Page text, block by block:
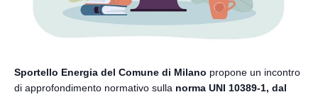
Sportello Energia del Comune di Milano propone un incontro
di approfondimento normativo sulla norma UNI 10389-1, dal